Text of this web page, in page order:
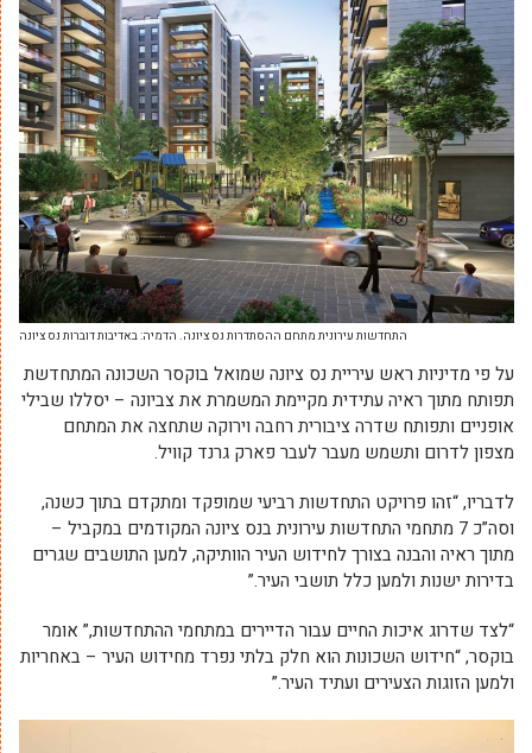
התחדשות עירונית מתחם ההסתדרות נס ציונה. הדמיה: באדיבות דוברות נס ציונה
על פי מדיניות ראש עיריית נס ציונה שמואל בוקסר השכונה המתחדשת
תפותח מתוך ראיה עתידית מקיימת המשמרת את צביונה – יסללו שבילי
אופניים ותפותח שדרה ציבורית רחבה וירוקה שתחצה את המתחם
מצפון לדרום ותשמש מעבר לעבר פארק גרנד קוויל.
לדבריו, “זהו פרויקט התחדשות רביעי שמופקד ומתקדם בתוך כשנה,
וסה”כ 7 מתחמי התחדשות עירונית בנס ציונה המקודמים במקביל –
מתוך ראיה והבנה בצורך לחידוש העיר הוותיקה, למען התושבים שגרים
בדירות ישנות ולמען כלל תושבי העיר.”
“לצד שדרוג איכות החיים עבור הדיירים במתחמי ההתחדשות,” אומר
בוקסר, “חידוש השכונות הוא חלק בלתי נפרד מחידוש העיר – באחריות
ולמען הזוגות הצעירים ועתיד העיר.”